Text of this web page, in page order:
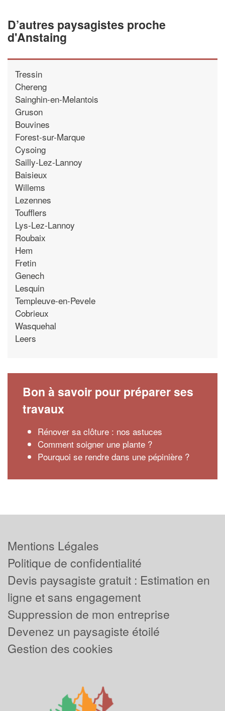
D’autres paysagistes proche
d'Anstaing
Tressin
Chereng
Sainghin-en-Melantois
Gruson
Bouvines
Forest-sur-Marque
Cysoing
Sailly-Lez-Lannoy
Baisieux
Willems
Lezennes
Toufflers
Lys-Lez-Lannoy
Roubaix
Hem
Fretin
Genech
Lesquin
Templeuve-en-Pevele
Cobrieux
Wasquehal
Leers
Bon à savoir pour préparer ses
travaux
Rénover sa clôture : nos astuces
Comment soigner une plante ?
Pourquoi se rendre dans une pépinière ?
Mentions Légales
Politique de confidentialité
Devis paysagiste gratuit : Estimation en
ligne et sans engagement
Suppression de mon entreprise
Devenez un paysagiste étoilé
Gestion des cookies